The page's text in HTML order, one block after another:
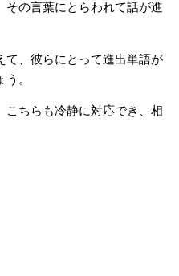
その言葉にとらわれて話が進
て、彼らにとって進出単語が
。
こちらも冷静に対応でき、相